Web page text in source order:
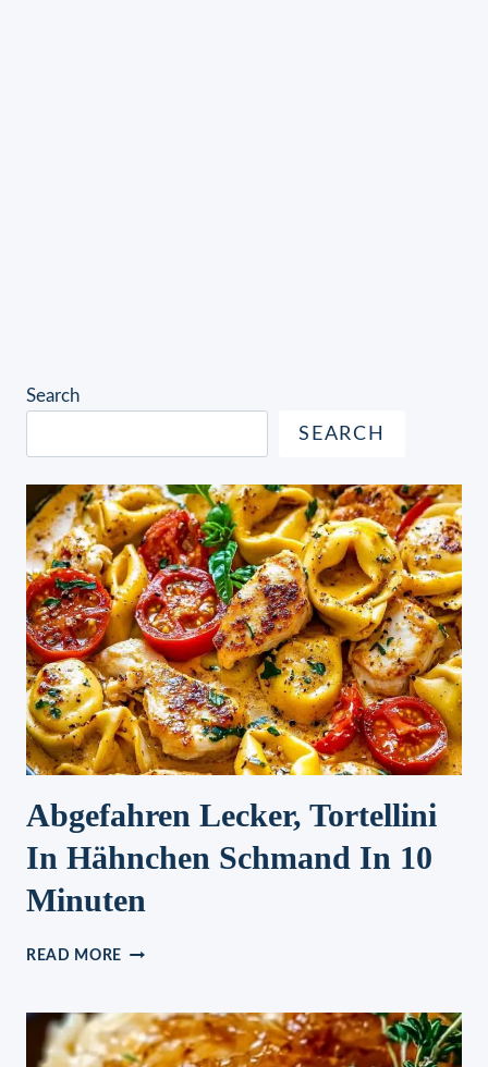
Search
SEARCH
Abgefahren Lecker, Tortellini
In Hähnchen Schmand In 10
Minuten
READ MORE ABGEFAHREN
IN
HÄHNCHEN
SCHMAND